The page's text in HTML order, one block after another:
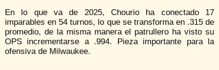
En lo que va de 2025, Chourio ha conectado 17
imparables en 54 turnos, lo que se transforma en .315 de
promedio, de la misma manera el patrullero ha visto su
OPS incrementarse a .994. Pieza importante para la
ofensiva de Milwaukee.